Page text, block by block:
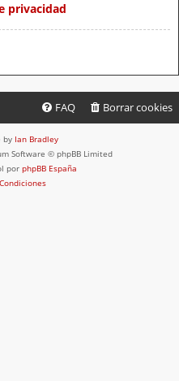
privacidad
Borrar cookies
FAQ
by Ian Bradley
Software © phpBB Limited
por phpBB España
Condiciones